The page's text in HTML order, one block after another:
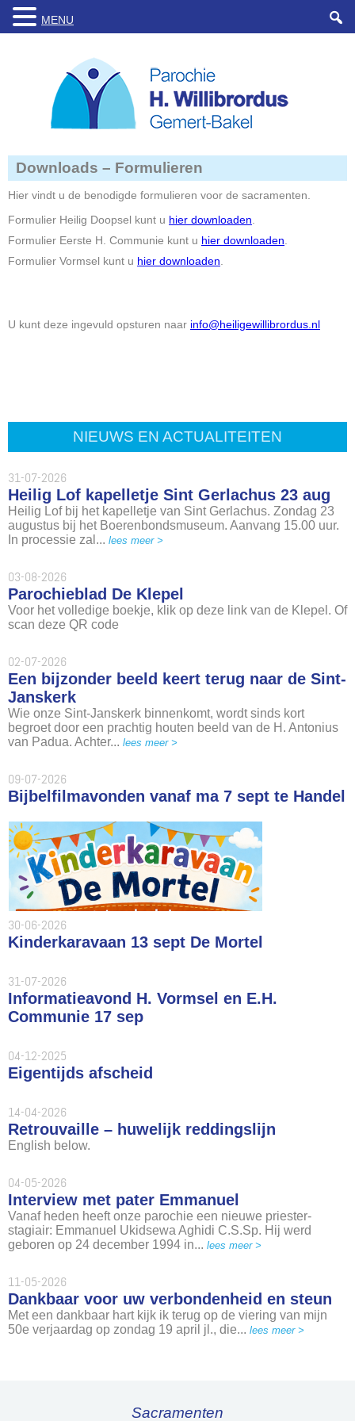
NIEUWS EN ACTUALITEITEN
31-07-2026
Heilig Lof kapelletje Sint Gerlachus 23 aug
Heilig Lof bij het kapelletje van Sint Gerlachus. Zondag 23
augustus bij het Boerenbondsmuseum. Aanvang 15.00 uur.
In processie zal... lees meer >
03-08-2026
Parochieblad De Klepel
Voor het volledige boekje, klik op deze link van de Klepel. Of
scan deze QR code
02-07-2026
Een bijzonder beeld keert terug naar de Sint-
Janskerk
Wie onze Sint-Janskerk binnenkomt, wordt sinds kort
begroet door een prachtig houten beeld van de H. Antonius
van Padua. Achter... lees meer >
09-07-2026
Bijbelfilmavonden vanaf ma 7 sept te Handel
30-06-2026
Kinderkaravaan 13 sept De Mortel
31-07-2026
Informatieavond H. Vormsel en E.H.
Communie 17 sep
04-12-2025
Eigentijds afscheid
14-04-2026
Retrouvaille – huwelijk reddingslijn
English below.
04-05-2026
Interview met pater Emmanuel
Vanaf heden heeft onze parochie een nieuwe priester-
stagiair: Emmanuel Ukidsewa Aghidi C.S.Sp. Hij werd
geboren op 24 december 1994 in... lees meer >
11-05-2026
Dankbaar voor uw verbondenheid en steun
Met een dankbaar hart kijk ik terug op de viering van mijn
50e verjaardag op zondag 19 april jl., die... lees meer >
Downloads – Formulieren
Hier vindt u de benodigde formulieren voor de sacramenten.
Formulier Heilig Doopsel kunt u hier downloaden
Formulier Eerste H. Communie kunt u hier downloaden
Formulier Vormsel kunt u hier downloaden
U kunt deze ingevuld opsturen naar info@heiligewillibrordus.nl
Sacramenten
MENU